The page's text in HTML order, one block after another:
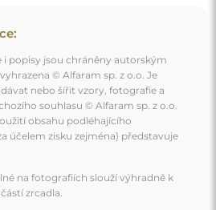
i popisy jsou chráněny autorským
© Alfaram sp. z o.o. Je
nebo šířit vzory, fotografie a
souhlasu © Alfaram sp. z o.o.
obsahu podléhajícího
účelem zisku zejména) představuje
na fotografiích slouží výhradně k
zrcadla.